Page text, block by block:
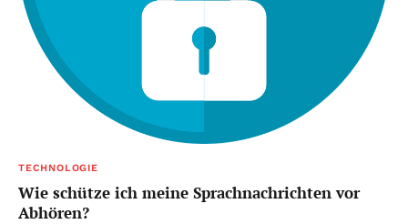
TECHNOLOGIE
Wie schütze ich meine Sprachnachrichten vor
Abhören?